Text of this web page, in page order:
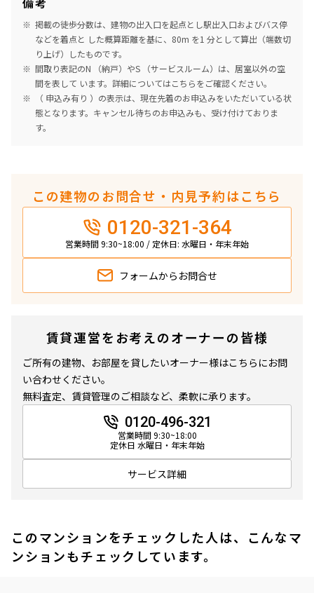
掲載の徒歩分数は、建物の出入口を起点とし駅出入口およびバス停
などを着点と した概算距離を基に、80m を1 分として算出（端数切
り上げ）したものです。
間取り表記のN （納戸）やS （サービスルーム）は、居室以外の空
間を表して います。詳細についてはこちらをご確認ください。
（ 申込み有り ）の表示は、現在先着のお申込みをいただいている状
態となります。キャンセル待ちのお申込みも、受け付けておりま
す。
この建物のお問合せ・内見予約はこちら
0120-321-364
営業時間 9:30~18:00 / 定休日: 水曜日・年末年始
フォームから お問合せ
賃貸運営をお考えのオーナーの皆様
ご所有の建物、お部屋を貸したいオーナー様はこちらにお問
い合わせください。
無料査定、賃貸管理のご相談など、柔軟に承ります。
0120-496-321
営業時間 9:30~18:00
定休日 水曜日・年末年始
サービス詳細
このマンションをチェックした人は、こんなマ
ンションもチェックしています。